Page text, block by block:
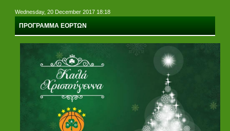
Wednesday, 20 December 2017 18:18
ΠΡΟΓΡΑΜΜΑ ΕΟΡΤΩΝ